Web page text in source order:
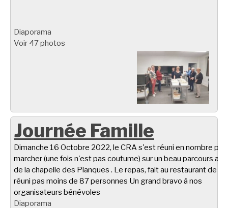
Diaporama
Voir 47 photos
Journée Famille
Dimanche 16 Octobre 2022, le CRA s'est réuni en nombre
marcher (une fois n'est pas coutume) sur un beau parcours
de la chapelle des Planques . Le repas, fait au restaurant de
réuni pas moins de 87 personnes Un grand bravo à nos
organisateurs bénévoles
Diaporama